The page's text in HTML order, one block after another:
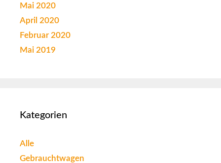
Mai 2020
April 2020
Februar 2020
Mai 2019
Kategorien
Alle
Gebrauchtwagen